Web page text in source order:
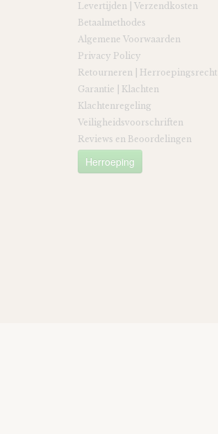
Levertijden | Verzendkosten
Betaalmethodes
Algemene Voorwaarden
Privacy Policy
Retourneren | Herroepingsrecht
Garantie | Klachten
Klachtenregeling
Veiligheidsvoorschriften
Reviews en Beoordelingen
Herroeping